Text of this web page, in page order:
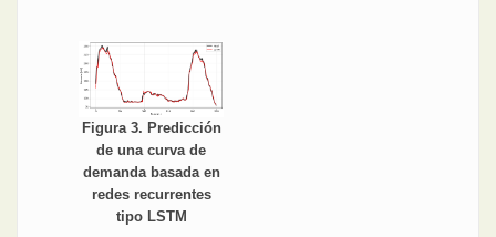
Figura 3. Predicción
de una curva de
demanda basada en
redes recurrentes
tipo LSTM